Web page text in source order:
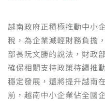
越南政府正積極推動中小
稅，為企業減輕財務負擔
部長阮文勝的說法，財政
確保相關支持政策持續推
穩定發展，還將提升越南
前，越南中小企業佔全國